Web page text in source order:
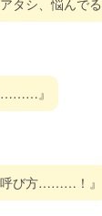
タシ、悩んで
………』
呼び方………！』